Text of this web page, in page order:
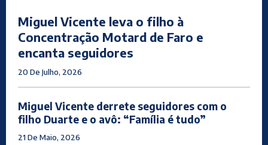
Miguel Vicente leva o filho à
Concentração Motard de Faro e
encanta seguidores
20 De Julho, 2026
Miguel Vicente derrete seguidores com o
filho Duarte e o avô: “Família é tudo”
21 De Maio, 2026